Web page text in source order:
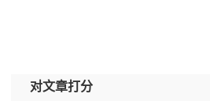
对文章打分